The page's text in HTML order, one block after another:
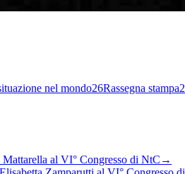
nel mondo26Rassegna stampa
Mattarella al VI° Congresso di NtC →